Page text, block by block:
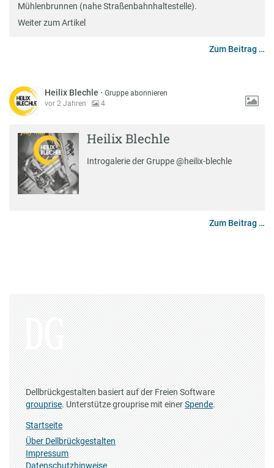
Mühlenbrunnen (nahe Straßenbahnhaltestelle).
Weiter zum Artikel
Zum Beitrag …
Heilix Blechle ·Gruppe abonnieren
vor 2 Jahren
4
Heilix Blechle
Introgalerie der Gruppe @heilix-blechle
Zum Beitrag …
Dellbrückgestalten basiert auf der Freien Software
grouprise. Unterstütze grouprise mit einerSpende.
Startseite
Über Dellbrückgestalten
Impressum
Datenschutzhinweise